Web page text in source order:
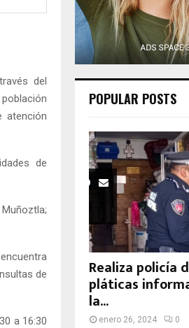
del
atención
de
de
a 16:30
POPULAR POSTS
Realiza policía
pláticas
la...
enero 26, 2024 0